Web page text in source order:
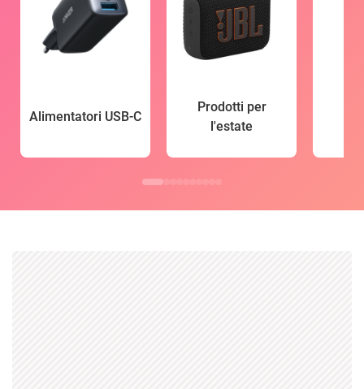
Alimentatori USB-C
Prodotti per
l'estate